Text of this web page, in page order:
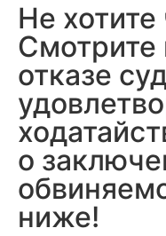
Не хотите
Смотрите
отказе
о
ниже!